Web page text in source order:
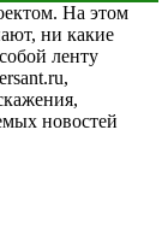
На этом
ни какие
ленту
новостей